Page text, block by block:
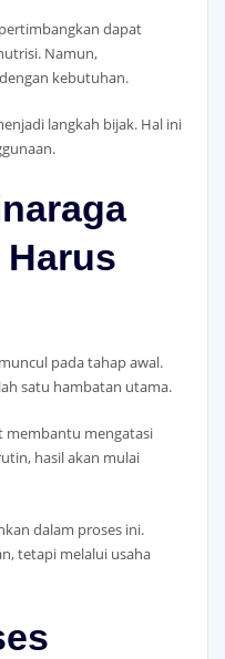
dapat
Namun,
kebutuhan.
langkah bijak. Hal ini
pada tahap awal.
satu hambatan utama.
membantu mengatasi
hasil akan mulai
dalam proses ini.
tetapi melalui usaha